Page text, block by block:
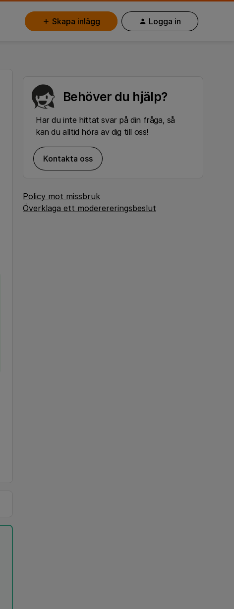
Skapa inlägg Logga in
Behöver du hjälp?
Har du inte hittat svar på din fråga, så
kan du alltid höra av dig till oss!
Kontakta oss
Policy mot missbruk
Överklaga ett moderereringsbeslut